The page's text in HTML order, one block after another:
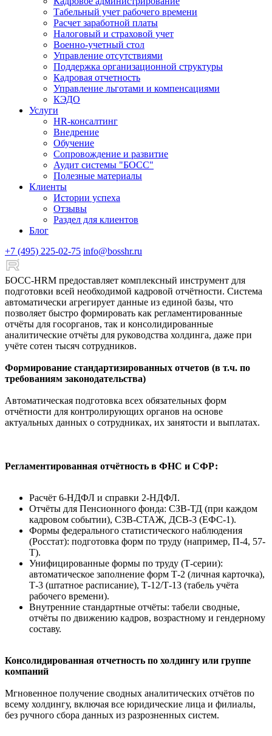
Табельный учет рабочего времени
Расчет заработной платы
Налоговый и страховой учет
Военно-учетный стол
Управление отсутствиями
Поддержка организационной структуры
Кадровая отчетность
Управление льготами и компенсациями
КЭДО
Услуги
HR-консалтинг
Внедрение
Обучение
Сопровождение и развитие
Аудит системы "БОСС"
Полезные материалы
Клиенты
Истории успеха
Отзывы
Раздел для клиентов
Блог
+7 (495) 225-02-75 info@bosshr.ru
БОСС-HRM предоставляет комплексный инструмент для
подготовки всей необходимой кадровой отчётности. Система
автоматически агрегирует данные из единой базы, что
позволяет быстро формировать как регламентированные
отчёты для госорганов, так и консолидированные
аналитические отчёты для руководства холдинга, даже при
учёте сотен тысяч сотрудников.
Формирование стандартизированных отчетов (в т.ч. по
требованиям законодательства)
Автоматическая подготовка всех обязательных форм
отчётности для контролирующих органов на основе
актуальных данных о сотрудниках, их занятости и выплатах.
Регламентированная отчётность в ФНС и СФР:
Расчёт 6-НДФЛ и справки 2-НДФЛ.
Отчёты для Пенсионного фонда: СЗВ-ТД (при каждом
кадровом событии), СЗВ-СТАЖ, ДСВ-3 (ЕФС-1).
Формы федерального статистического наблюдения
(Росстат): подготовка форм по труду (например, П-4, 57-
Т).
Унифицированные формы по труду (Т-серии):
автоматическое заполнение форм Т-2 (личная карточка),
Т-3 (штатное расписание), Т-12/Т-13 (табель учёта
рабочего времени).
Внутренние стандартные отчёты: табели сводные,
отчёты по движению кадров, возрастному и гендерному
составу.
Консолидированная отчетность по холдингу или группе
компаний
Мгновенное получение сводных аналитических отчётов по
всему холдингу, включая все юридические лица и филиалы,
без ручного сбора данных из разрозненных систем.